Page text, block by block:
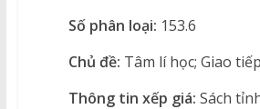
Số phân loại: 153.6
Chủ đề: Tâm lí học; Giao
Thông tin xếp giá: Sách